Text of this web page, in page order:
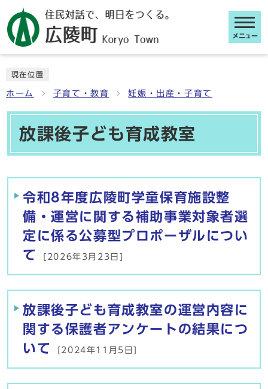
メニュー
現在位置
ホーム 子育て・教育 妊娠・出産・子育て
放課後子ども育成教室
メインメニュー
令和8年度広陵町学童保育施設整
備・運営に関する補助事業対象者選
定に係る公募型プロポーザルについ
て
[2026年3月23日]
放課後子ども育成教室の運営内容に
関する保護者アンケートの結果につ
いて
[2024年11月5日]